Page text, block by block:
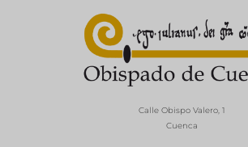
Calle Obispo Valero, 1
Cuenca